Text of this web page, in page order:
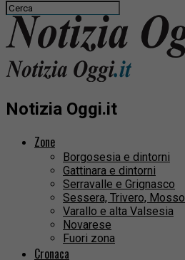
Notizia Oggi.it
Zone
Borgosesia e dintorni
Gattinara e dintorni
Serravalle e Grignasco
Sessera, Trivero, Mosso
Varallo e alta Valsesia
Novarese
Fuori zona
Cronaca